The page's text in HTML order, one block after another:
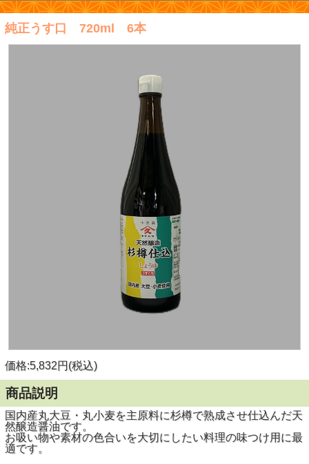
純正うす口 720ml 6本
価格:5,832円(税込)
商品説明
国内産丸大豆・丸小麦を主原料に杉樽で熟成させ仕込んだ天
然醸造醤油です。
お吸い物や素材の色合いを大切にしたい料理の味つけ用に最
適です。